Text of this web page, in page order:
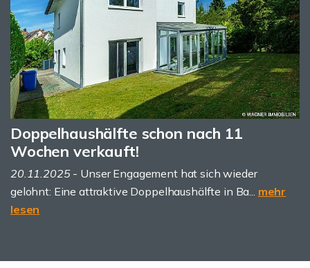
Doppelhaushälfte schon nach 11
Wochen verkauft!
20.11.2025- Unser Engagement hat sich wieder
gelohnt: Eine attraktive Doppelhaushälfte in Ba... mehr
lesen